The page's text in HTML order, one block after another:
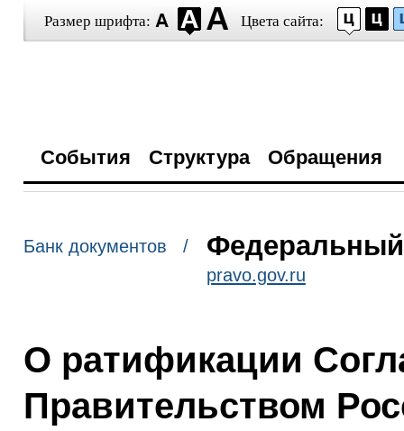
Размер шрифта: Цвета сайта:
События Структура Обращения
Банк документов / Федеральный
pravo.gov.ru
О ратификации
Правительством